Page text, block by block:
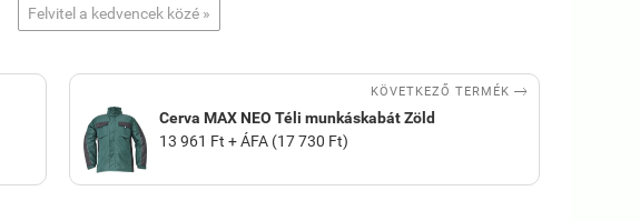
Felvitel a kedvencek közé »
KÖVETKEZŐ TERMÉK 
Cerva MAX NEO Téli munkáskabát Zöld
13 961 Ft + ÁFA (17 730 Ft)